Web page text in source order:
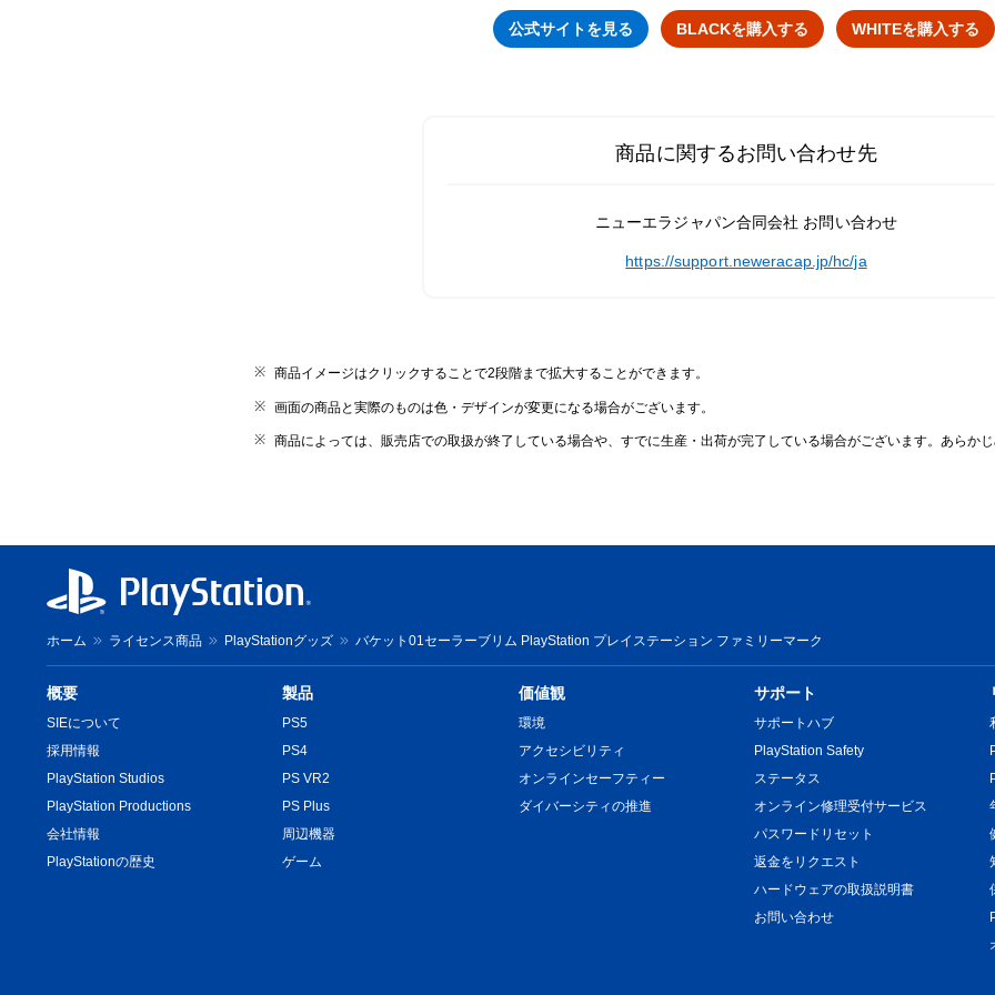
公式サイトを見る BLACKを購入する WHITEを購入する
商品に関するお問い合わせ先
ニューエラジャパン合同会社 お問い合わせ
https://support.neweracap.jp/hc/ja
商品イメージはクリックすることで2段階まで拡大することができます。
画面の商品と実際のものは色・デザインが変更になる場合がございます。
商品によっては、販売店での取扱が終了している場合や、すでに生産・出荷が完了している場合がございます。あらかじ
ホーム ライセンス商品 PlayStationグッズ バケット01セーラーブリム PlayStation プレイステーション ファミリーマーク
概要
SIEについて
採用情報
PlayStation Studios
PlayStation Productions
会社情報
PlayStationの歴史
製品
PS5
PS4
PS VR2
PS Plus
周辺機器
ゲーム
価値観
環境
アクセシビリティ
オンラインセーフティー
ダイバーシティの推進
サポート
サポートハブ
PlayStation Safety
ステータス
オンライン修理受付サービス
パスワードリセット
返金をリクエスト
ハードウェアの取扱説明書
お問い合わせ